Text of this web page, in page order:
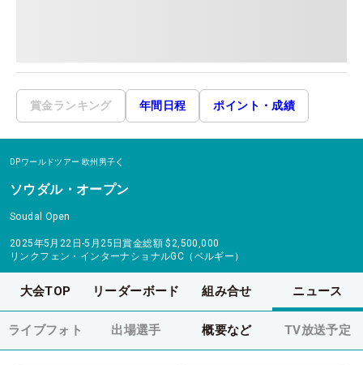
賞金ランキング 年間日程 ポイント・成績
DPワールドツアー 欧州男子
ソウダル・オープン
Soudal Open
2025年5月22日-5月25日賞金総額 $2,500,000
リンクフェン・インターナショナルGC（ベルギー）
大会TOP リーダーボード 組み合せ ニュース
ライブフォト 出場選手 概要など TV放送予定